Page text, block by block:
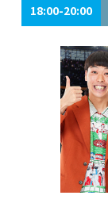
18:00-20:00